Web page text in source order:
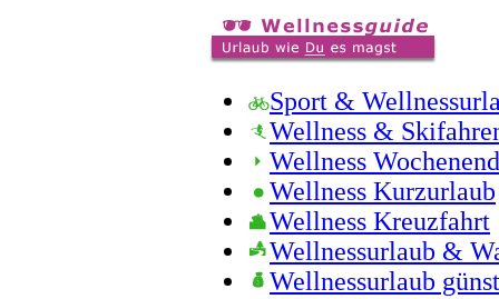
Sport &
Wellness &
Wellness
Wellness Kurzurlaub
Wellness Kreuzfahrt
Wellnessurlaub &
Wellnessurlaub